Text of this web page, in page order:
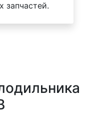
запчастей.